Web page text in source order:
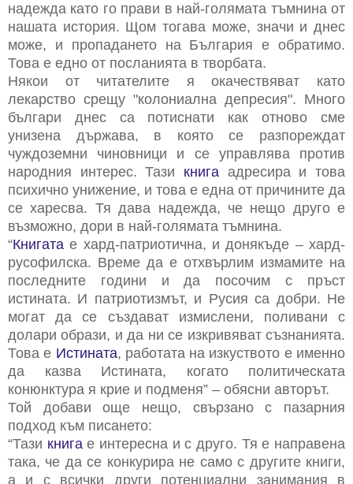
надежда като го прави в най-голямата тъмнина от
нашата история. Щом тогава може, значи и днес
може, и пропадането на България е обратимо.
Това е едно от посланията в творбата.
Някои от читателите я окачествяват като
лекарство срещу "колониална депресия". Много
българи днес са потиснати как отново сме
унизена държава, в която се разпореждат
чуждоземни чиновници и се управлява против
народния интерес. Тази книга адресира и това
психично унижение, и това е една от причините да
се харесва. Тя дава надежда, че нещо друго е
възможно, дори в най-голямата тъмнина.
“Книгата е хард-патриотична, и донякъде – хард-
русофилска. Време да е отхвърлим измамите на
последните години и да посочим с пръст
истината. И патриотизмът, и Русия са добри. Не
могат да се създават измислени, поливани с
долари образи, и да ни се изкривяват съзнанията.
Това е Истината, работата на изкуството е именно
да казва Истината, когато политическата
конюнктура я крие и подменя” – обясни авторът.
Той добави още нещо, свързано с пазарния
подход към писането:
“Тази книгае интересна и с друго. Тя е направена
така, че да се конкурира не само с другите книги,
а и с всички други потенциални занимания в